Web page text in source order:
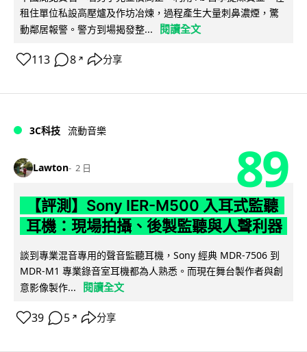
租住單位私設高壓爐及作坊冶煉，過程產生大量刺鼻濃煙，驚
動鄰居報警。警方到場揭發整...
閱讀全文
113 8 ↗ 分享
3C科技 流動音樂
Lawton 2 日 89
【評測】Sony IER-M500 入耳式監聽
耳機：現場拍攝、後製監聽與人聲利器
談到專業混音專用的聲音監聽耳機，Sony 經典 MDR-7506 到
MDR-M1 專業錄音室耳機都為人熟悉。而現在舞台製作者與創
意影像製作...
閱讀全文
39 5 ↗ 分享